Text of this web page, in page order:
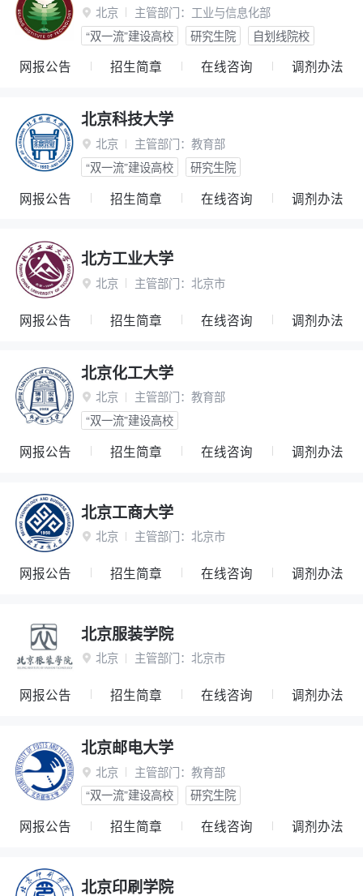
 北京 主管部门： 工业与信息化部
“双一流”建设高校
研究生院 自划线院校
网报公告 招生简章 在线咨询 调剂办法
北京科技大学
 北京 主管部门： 教育部
“双一流”建设高校
研究生院
网报公告 招生简章 在线咨询 调剂办法
北方工业大学
 北京 主管部门： 北京市
网报公告 招生简章 在线咨询 调剂办法
北京化工大学
 北京 主管部门： 教育部
“双一流”建设高校
网报公告 招生简章 在线咨询 调剂办法
北京工商大学
 北京 主管部门： 北京市
网报公告 招生简章 在线咨询 调剂办法
北京服装学院
 北京 主管部门： 北京市
网报公告 招生简章 在线咨询 调剂办法
北京邮电大学
 北京 主管部门： 教育部
“双一流”建设高校
研究生院
网报公告 招生简章 在线咨询 调剂办法
北京印刷学院